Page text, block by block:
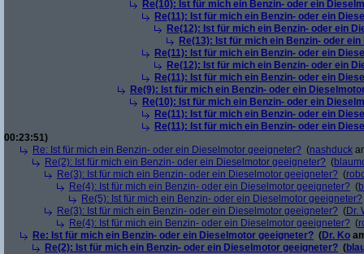
Re(10): Ist für mich ein Benzin- oder ein
Re(11): Ist für mich ein Benzin- oder ein
Re(12): Ist für mich ein Benzin- oder ein
Re(13): Ist für mich ein Benzin- oder
Re(11): Ist für mich ein Benzin- oder ein
Re(12): Ist für mich ein Benzin- oder ein
Re(11): Ist für mich ein Benzin- oder ein
Re(9): Ist für mich ein Benzin- oder ein
Re(10): Ist für mich ein Benzin- oder ein
Re(11): Ist für mich ein Benzin- oder ein
Re(11): Ist für mich ein Benzin- oder ein
00:23:51)
Re: Ist für mich ein Benzin- oder ein Dieselmotor geeigneter? (nashduck
Re(2): Ist für mich ein Benzin- oder ein Dieselmotor geeigneter? (
Re(3): Ist für mich ein Benzin- oder ein Dieselmotor geeigneter? (
Re(4): Ist für mich ein Benzin- oder ein Dieselmotor geeigneter? (
Re(5): Ist für mich ein Benzin- oder ein Dieselmotor geeigneter?
Re(3): Ist für mich ein Benzin- oder ein Dieselmotor geeigneter? (Dr.
Re(4): Ist für mich ein Benzin- oder ein Dieselmotor geeigneter? (
Re: Ist für mich ein Benzin- oder ein Dieselmotor geeigneter? (Dr. Ko
Re(2): Ist für mich ein Benzin- oder ein Dieselmotor geeigneter? (